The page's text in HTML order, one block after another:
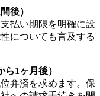
後）
払い期限を明確に設
についても言及する
1ヶ月後）
弁済を求めます。保